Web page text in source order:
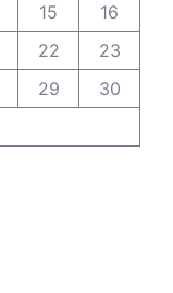
15
16
22
23
29
30